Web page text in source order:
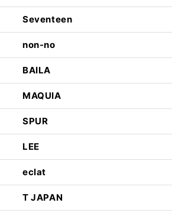
Seventeen
non-no
BAILA
MAQUIA
SPUR
LEE
eclat
T JAPAN